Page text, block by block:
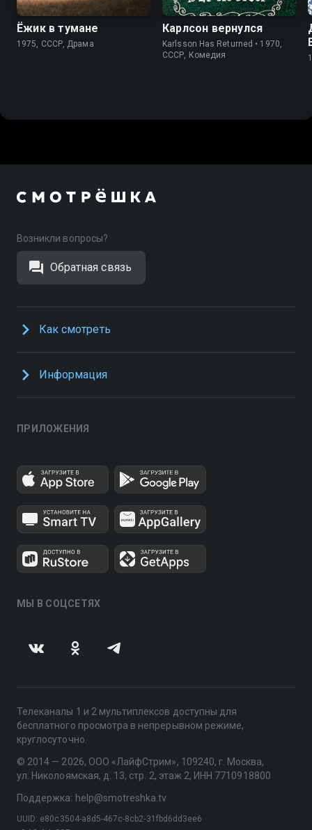
Ёжик в тумане
1975, СССР, Драма
Карлсон вернулся
Karlsson Has Returned • 1970,
СССР, Комедия
Возникли вопросы?
Обратная связь
Как смотреть
Информация
ПРИЛОЖЕНИЯ
МЫ В СОЦСЕТЯХ
Телеканалы 1 и 2 мультиплексов доступны для
бесплатного просмотра в непрерывном режиме,
круглосуточно.
© 2014 — 2026, ООО «ЛайфСтрим», 109240, г. Москва,
ул. Николоямская, д. 13, стр. 2, этаж 2, ИНН 7710918800
Поддержка: help@smotreshka.tv
UUID: e80c3504-a8d5-467c-8cb2-31fbd6dd3ee6